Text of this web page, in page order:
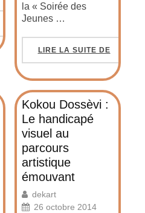
la « Soirée des
Jeunes …
LIRE LA SUITE DE
Kokou Dossèvi :
Le handicapé
visuel au
parcours
artistique
émouvant
dekart
26 octobre 2014